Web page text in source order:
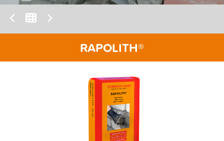
RAPOLITH®